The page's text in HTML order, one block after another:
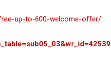
up-to-600-welcome-offer/